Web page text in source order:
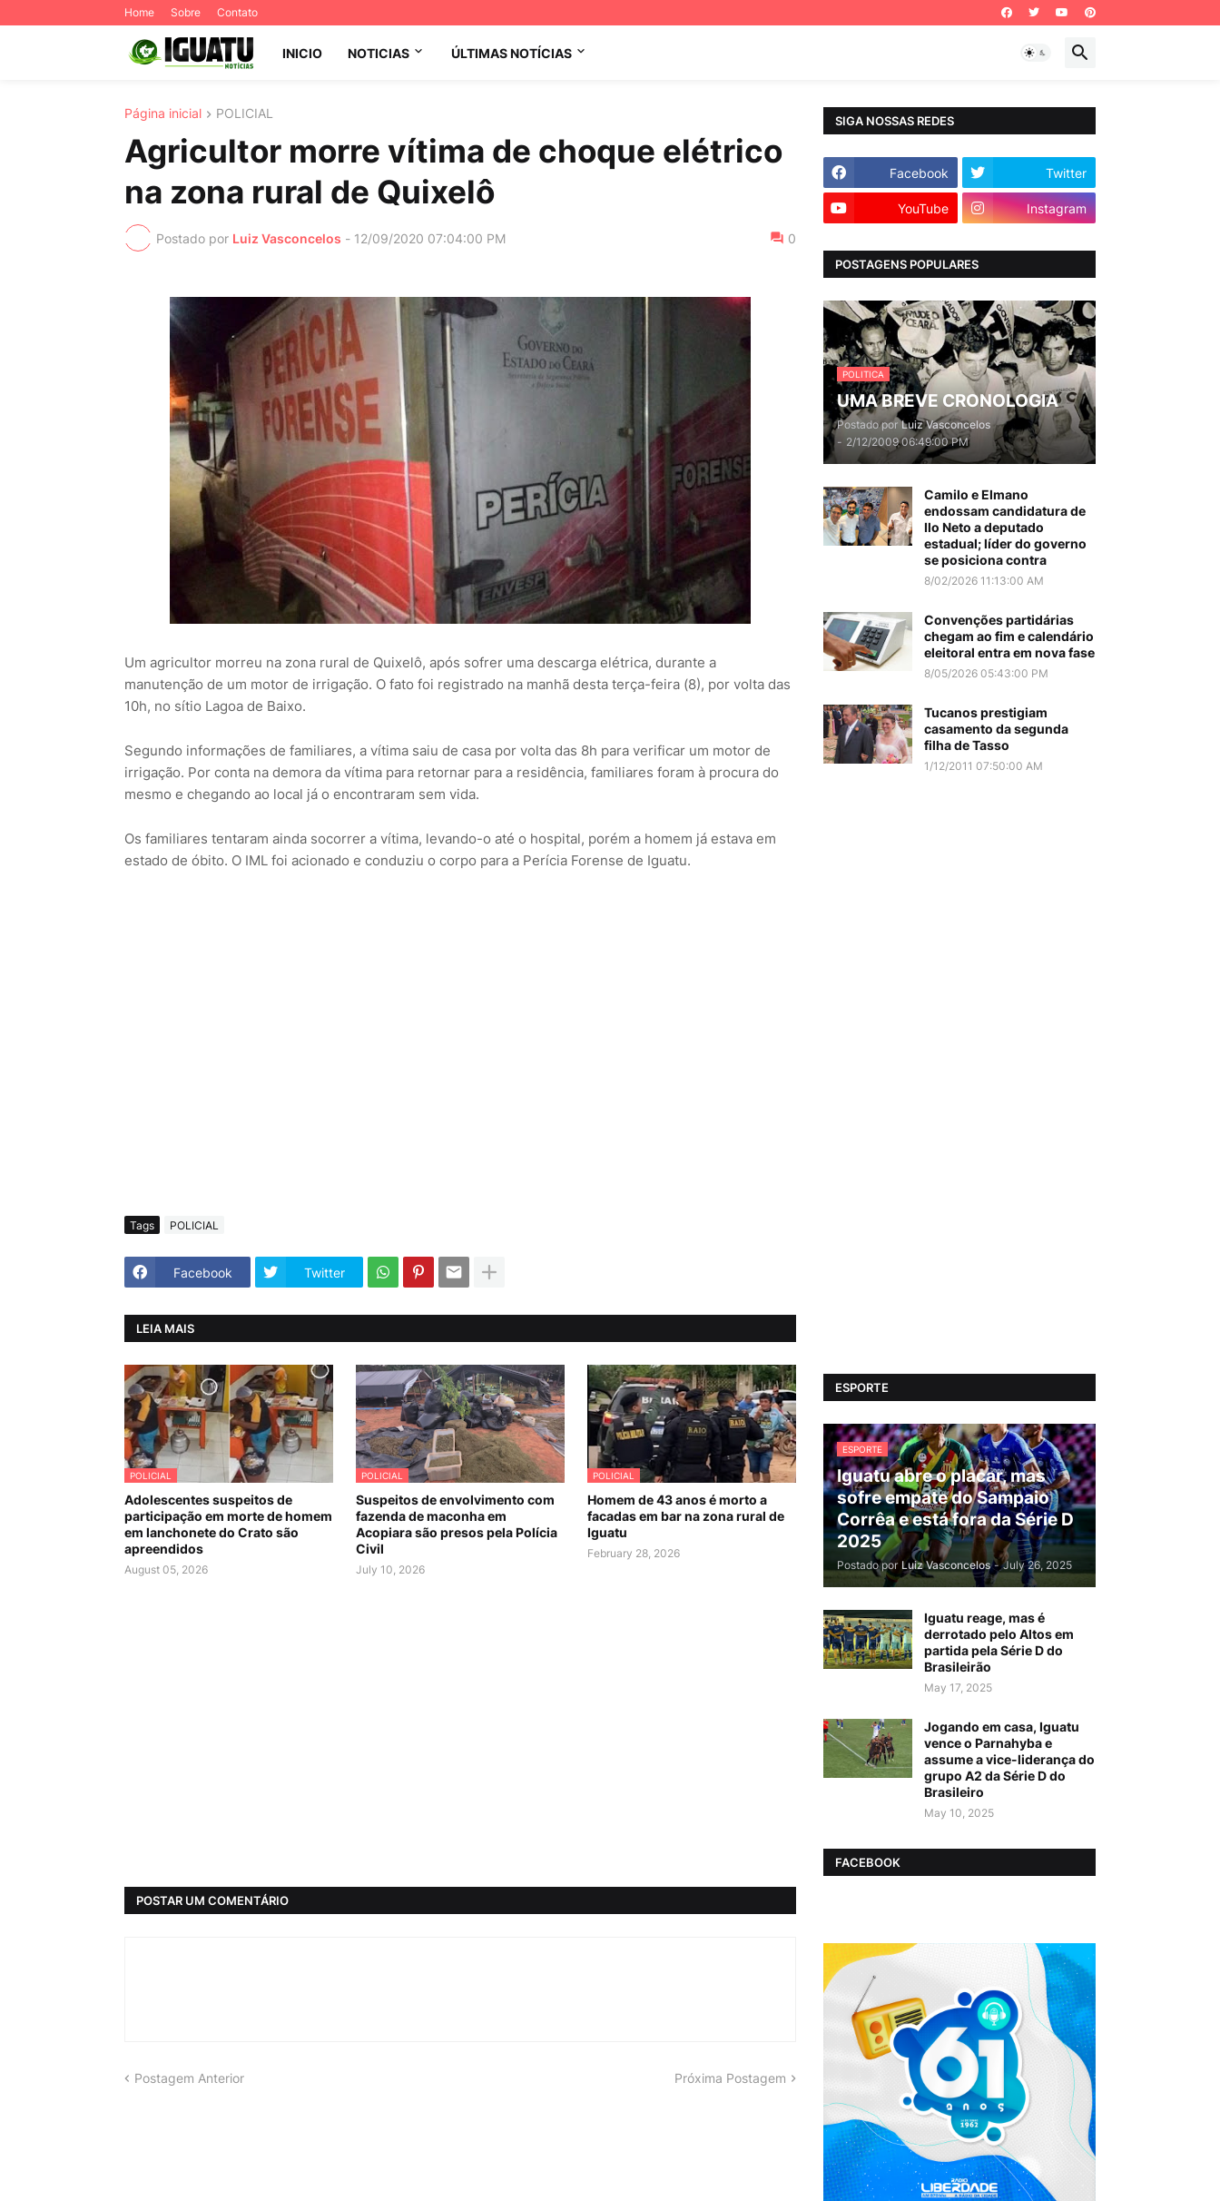
Home Sobre Contato
INICIO NOTICIAS ÚLTIMAS NOTÍCIAS
Página inicial POLICIAL
Agricultor morre vítima de choque elétrico
na zona rural de Quixelô
Postado por Luiz Vasconcelos - 12/09/2020 07:04:00 PM 0
Um agricultor morreu na zona rural de Quixelô, após sofrer uma descarga elétrica, durante a
manutenção de um motor de irrigação. O fato foi registrado na manhã desta terça-feira (8), por volta das
10h, no sítio Lagoa de Baixo.
Segundo informações de familiares, a vítima saiu de casa por volta das 8h para verificar um motor de
irrigação. Por conta na demora da vítima para retornar para a residência, familiares foram à procura do
mesmo e chegando ao local já o encontraram sem vida.
Os familiares tentaram ainda socorrer a vítima, levando-o até o hospital, porém a homem já estava em
estado de óbito. O IML foi acionado e conduziu o corpo para a Perícia Forense de Iguatu.
Tags POLICIAL
Facebook Twitter
LEIA MAIS
POLICIAL
Adolescentes suspeitos de
participação em morte de homem
em lanchonete do Crato são
apreendidos
August 05, 2026
POLICIAL
Suspeitos de envolvimento com
fazenda de maconha em
Acopiara são presos pela Polícia
Civil
July 10, 2026
POLICIAL
Homem de 43 anos é morto a
facadas em bar na zona rural de
Iguatu
February 28, 2026
POSTAR UM COMENTÁRIO
Postagem Anterior Próxima Postagem
SIGA NOSSAS REDES
Facebook Twitter
YouTube Instagram
POSTAGENS POPULARES
POLITICA
UMA BREVE CRONOLOGIA
Postado por Luiz Vasconcelos
- 2/12/2009 06:49:00 PM
Camilo e Elmano
endossam candidatura de
Ilo Neto a deputado
estadual; líder do governo
se posiciona contra
8/02/2026 11:13:00 AM
Convenções partidárias
chegam ao fim e calendário
eleitoral entra em nova fase
8/05/2026 05:43:00 PM
Tucanos prestigiam
casamento da segunda
filha de Tasso
1/12/2011 07:50:00 AM
ESPORTE
ESPORTE
Iguatu abre o placar, mas
sofre empate do Sampaio
Corrêa e está fora da Série D
2025
Postado por Luiz Vasconcelos - July 26, 2025
Iguatu reage, mas é
derrotado pelo Altos em
partida pela Série D do
Brasileirão
May 17, 2025
Jogando em casa, Iguatu
vence o Parnahyba e
assume a vice-liderança do
grupo A2 da Série D do
Brasileiro
May 10, 2025
FACEBOOK